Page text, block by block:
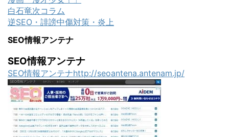
白石竜次コラム
逆SEO・誹謗中傷対策・炎上
SEO情報アンテナ
SEO情報アンテナ
SEO情報アンテナhttp://seoantena.antenam.jp/